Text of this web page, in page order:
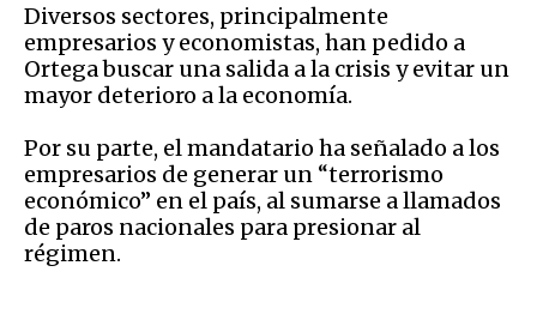
Diversos sectores, principalmente
empresarios y economistas, han pedido a
Ortega buscar una salida a la crisis y evitar un
mayor deterioro a la economía.
Por su parte, el mandatario ha señalado a los
empresarios de generar un “terrorismo
económico” en el país, al sumarse a llamados
de paros nacionales para presionar al
régimen.